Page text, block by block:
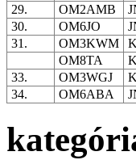
29.
OM2AMB
30.
OM6JO
31.
OM3KWM
OM8TA
33.
OM3WGJ
34.
OM6ABA